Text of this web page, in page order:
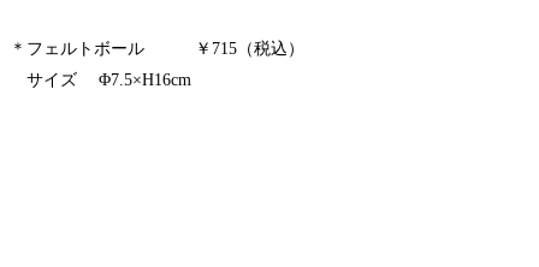
＊フェルトボール ￥715（税込）
サイズ Φ7.5×H16cm